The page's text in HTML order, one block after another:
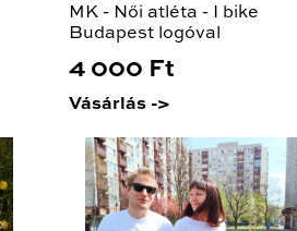
MK - Női atléta - I bike
Budapest logóval
4 000 Ft
Vásárlás ->